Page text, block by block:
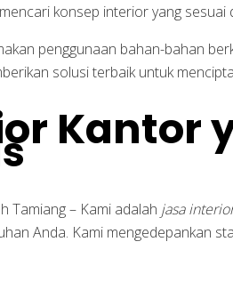
konsep interior yang
penggunaan bahan-bahan
solusi terbaik untuk
Kantor
Tamiang – Kami adalah jasa
Anda. Kami mengedepankan